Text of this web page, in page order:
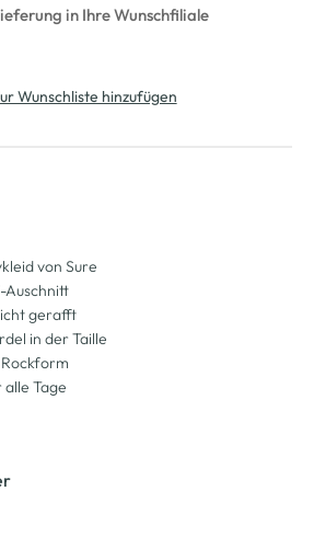
in Ihre Wunschfiliale
Wunschliste hinzufügen
von Sure
Auschnitt
gerafft
in der Taille
alle Tage